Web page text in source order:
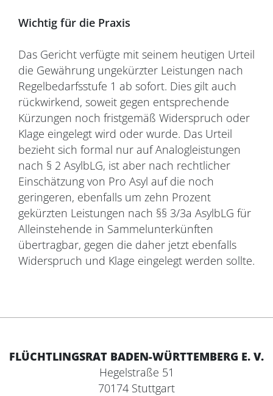
Wichtig für die Praxis
Das Gericht verfügte mit seinem heutigen Urteil
die Gewährung ungekürzter Leistungen nach
Regelbedarfsstufe 1 ab sofort. Dies gilt auch
rückwirkend, soweit gegen entsprechende
Kürzungen noch fristgemäß Widerspruch oder
Klage eingelegt wird oder wurde. Das Urteil
bezieht sich formal nur auf Analogleistungen
nach § 2 AsylbLG, ist aber nach rechtlicher
Einschätzung von Pro Asyl auf die noch
geringeren, ebenfalls um zehn Prozent
gekürzten Leistungen nach §§ 3/3a AsylbLG für
Alleinstehende in Sammelunterkünften
übertragbar, gegen die daher jetzt ebenfalls
Widerspruch und Klage eingelegt werden sollte.
FLÜCHTLINGSRAT BADEN-WÜRTTEMBERG E. V.
Hegelstraße 51
70174 Stuttgart